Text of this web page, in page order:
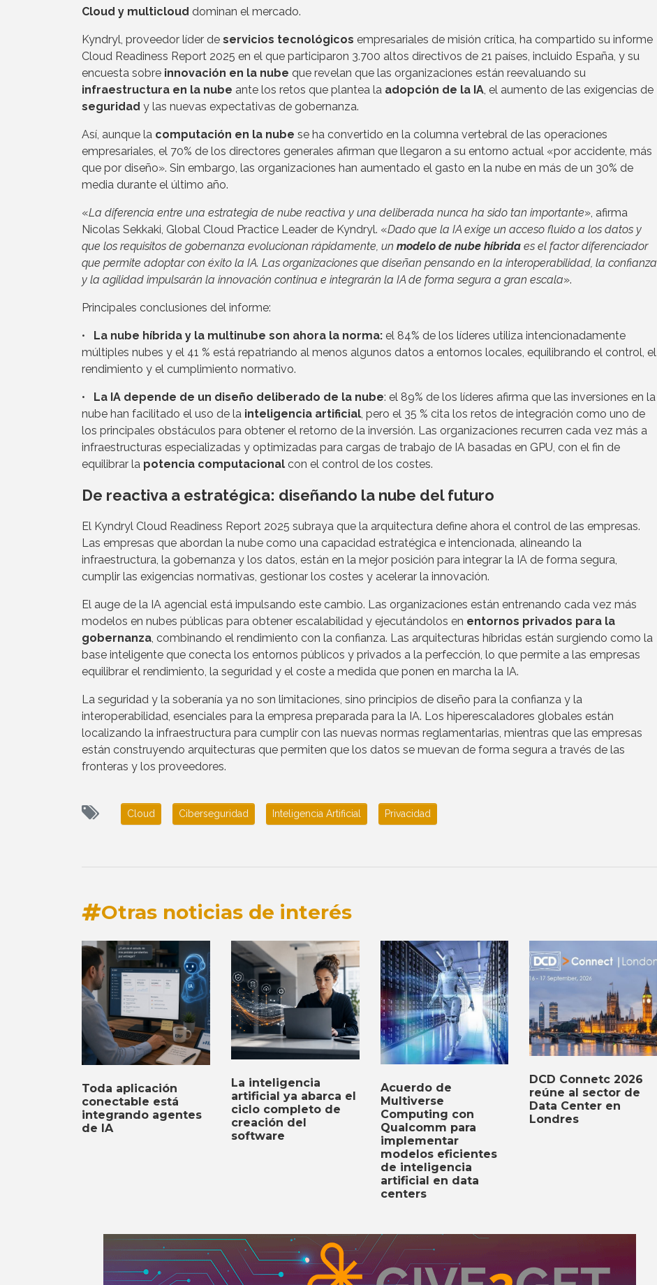
Cloud y multicloud dominan el mercado.
Kyndryl, proveedor líder de servicios tecnológicos empresariales de misión crítica, ha compartido su informe
Cloud Readiness Report 2025 en el que participaron 3.700 altos directivos de 21 países, incluido España, y su
encuesta sobre innovación en la nube que revelan que las organizaciones están reevaluando su
infraestructura en la nube ante los retos que plantea la adopción de la IA , el aumento de las exigencias de
seguridad y las nuevas expectativas de gobernanza.
Así, aunque la computación en la nube se ha convertido en la columna vertebral de las operaciones
empresariales, el 70% de los directores generales afirman que llegaron a su entorno actual «por accidente, más
que por diseño». Sin embargo, las organizaciones han aumentado el gasto en la nube en más de un 30% de
media durante el último año.
«La diferencia entre una estrategia de nube reactiva y una deliberada nunca ha sido tan importante», afirma
Nicolas Sekkaki, Global Cloud Practice Leader de Kyndryl. «Dado que la IA exige un acceso fluido a los datos y
que los requisitos de gobernanza evolucionan rápidamente, un modelo de nube híbrida es el factor diferenciador
que permite adoptar con éxito la IA. Las organizaciones que diseñan pensando en la interoperabilidad, la confianza
y la agilidad impulsarán la innovación continua e integrarán la IA de forma segura a gran escala».
Principales conclusiones del informe:
• La nube híbrida y la multinube son ahora la norma: el 84% de los líderes utiliza intencionadamente
múltiples nubes y el 41 % está repatriando al menos algunos datos a entornos locales, equilibrando el control, el
rendimiento y el cumplimiento normativo.
• La IA depende de un diseño deliberado de la nube: el 89% de los líderes afirma que las inversiones en la
nube han facilitado el uso de la inteligencia artificial , pero el 35 % cita los retos de integración como uno de
los principales obstáculos para obtener el retorno de la inversión. Las organizaciones recurren cada vez más a
infraestructuras especializadas y optimizadas para cargas de trabajo de IA basadas en GPU, con el fin de
equilibrar la potencia computacional con el control de los costes.
De reactiva a estratégica: diseñando la nube del futuro
El Kyndryl Cloud Readiness Report 2025 subraya que la arquitectura define ahora el control de las empresas.
Las empresas que abordan la nube como una capacidad estratégica e intencionada, alineando la
infraestructura, la gobernanza y los datos, están en la mejor posición para integrar la IA de forma segura,
cumplir las exigencias normativas, gestionar los costes y acelerar la innovación.
El auge de la IA agencial está impulsando este cambio. Las organizaciones están entrenando cada vez más
modelos en nubes públicas para obtener escalabilidad y ejecutándolos en entornos privados para la
gobernanza , combinando el rendimiento con la confianza. Las arquitecturas híbridas están surgiendo como la
base inteligente que conecta los entornos públicos y privados a la perfección, lo que permite a las empresas
equilibrar el rendimiento, la seguridad y el coste a medida que ponen en marcha la IA.
La seguridad y la soberanía ya no son limitaciones, sino principios de diseño para la confianza y la
interoperabilidad, esenciales para la empresa preparada para la IA. Los hiperescaladores globales están
localizando la infraestructura para cumplir con las nuevas normas reglamentarias, mientras que las empresas
están construyendo arquitecturas que permiten que los datos se muevan de forma segura a través de las
fronteras y los proveedores.
Cloud Ciberseguridad Inteligencia Artificial Privacidad
Otras noticias de interés
Toda aplicación
conectable está
integrando agentes
de IA
La inteligencia
artificial ya abarca el
ciclo completo de
creación del
software
Acuerdo de
Multiverse
Computing con
Qualcomm para
implementar
modelos eficientes
de inteligencia
artificial en data
centers
DCD Connetc 2026
reúne al sector de
Data Center en
Londres